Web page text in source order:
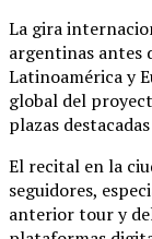
La gira
argentinas antes
Latinoamérica y
global del
plazas
El recital en la
seguidores,
anterior tour y